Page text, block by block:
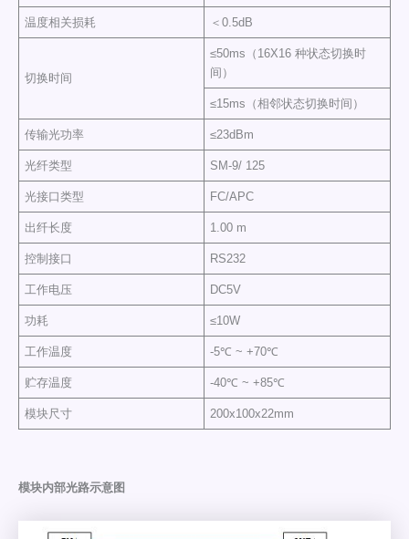
温度相关损耗 ＜0.5dB
切换时间
≤50ms（16X16 种状态切换时
间）
≤15ms（相邻状态切换时间）
传输光功率 ≤23dBm
光纤类型 SM-9/ 125
光接口类型 FC/APC
出纤长度 1.00 m
控制接口 RS232
工作电压 DC5V
功耗 ≤10W
工作温度 -5℃ ~ +70℃
贮存温度 -40℃ ~ +85℃
模块尺寸 200x100x22mm
模块内部光路示意图